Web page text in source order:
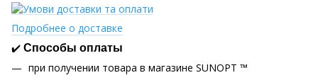
Подробнее о доставке
✔️ Способы оплаты
при получении товара в магазине SUNOPT ™